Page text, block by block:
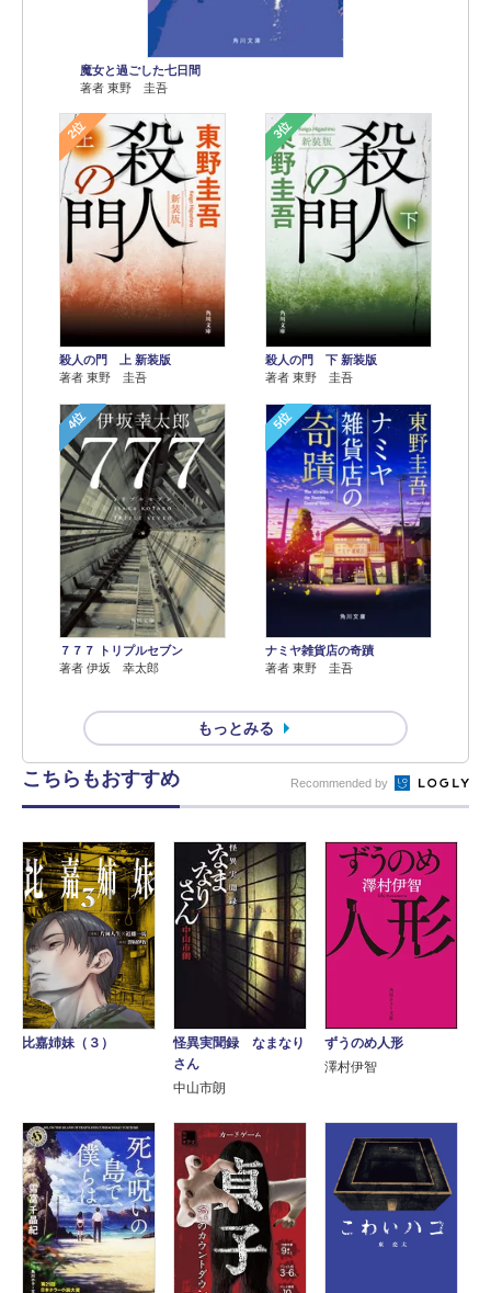
魔女と過ごした七日間
著者 東野 圭吾
2位
殺人の門 上 新装版
著者 東野 圭吾
3位
殺人の門 下 新装版
著者 東野 圭吾
4位
７７７ トリプルセブン
著者 伊坂 幸太郎
5位
ナミヤ雑貨店の奇蹟
著者 東野 圭吾
もっとみる
こちらもおすすめ Recommended by
比嘉姉妹（３）
怪異実聞録 なまなり
さん
中山市朗
ずうのめ人形
澤村伊智